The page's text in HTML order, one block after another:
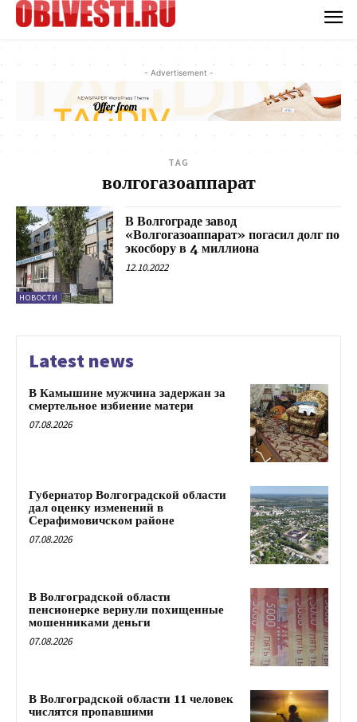
- Advertisement -
TAG
волгогазоаппарат
НОВОСТИ
В Волгограде завод
«Волгогазоаппарат» погасил долг по
экосбору в 4 миллиона
12.10.2022
Latest news
В Камышине мужчина задержан за
смертельное избиение матери
07.08.2026
Губернатор Волгоградской области
дал оценку изменений в
Серафимовичском районе
07.08.2026
В Волгоградской области
пенсионерке вернули похищенные
мошенниками деньги
07.08.2026
В Волгоградской области 11 человек
числятся пропавшими